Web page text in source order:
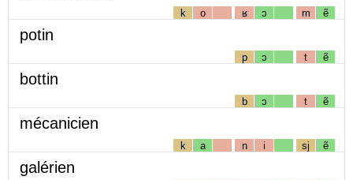
k o ʁ ɔ m ẽ
potin
p ɔ t ẽ
bottin
b ɔ t ẽ
mécanicien
k a n i sj ẽ
galérien